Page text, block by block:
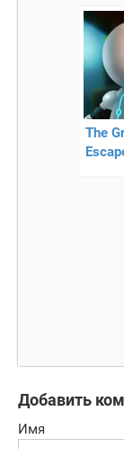
мире
The
Добавить
Имя